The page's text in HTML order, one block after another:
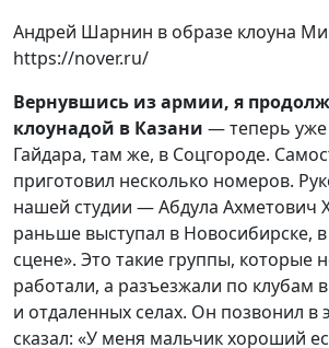
Андрей Шарнин в образе клоуна
https://nover.ru/
Вернувшись из армии, я
клоунадой в Казани — теперь
Гайдара, там же, в Соцгороде.
приготовил несколько номеров.
нашей студии — Абдула Ахметович
раньше выступал в Новосибирске,
сцене». Это такие группы, которые
работали, а разъезжали по клубам
и отдаленных селах. Он позвонил в
сказал: «У меня мальчик хороший